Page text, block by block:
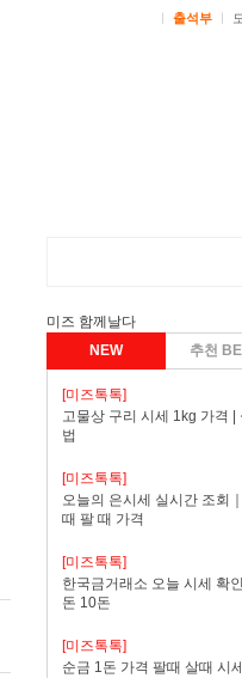
출석부
미즈 함께날다
NEW
추천
[미즈톡톡]
고물상 구리 시세 1kg 가격 |
법
[미즈톡톡]
오늘의 은시세 실시간 조회
때 팔 때 가격
[미즈톡톡]
한국금거래소 오늘 시세 확
돈 10돈
[미즈톡톡]
순금 1돈 가격 팔때 살때 시